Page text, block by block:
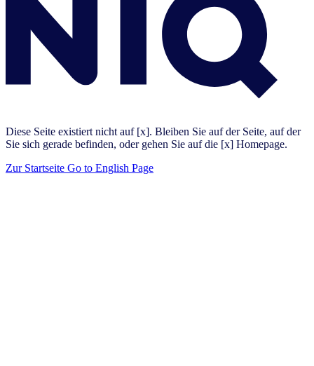
Diese Seite existiert nicht auf [x]. Bleiben Sie auf der Seite, auf der
Sie sich gerade befinden, oder gehen Sie auf die [x] Homepage.
Zur Startseite Go to English Page